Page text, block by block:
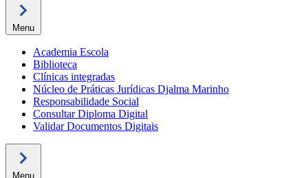
Menu
Academia Escola
Biblioteca
Clínicas integradas
Núcleo de Práticas Jurídicas Djalma Marinho
Responsabilidade Social
Consultar Diploma Digital
Validar Documentos Digitais
Menu